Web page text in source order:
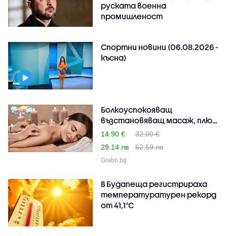
руската военна
промишленост
Спортни новини (06.08.2026 -
късна)
Болкоуспокояващ
възстановяващ масаж, плюс
ре..
14.90 €
32.00 €
29.14 лв
62.59 лв
Grabo.bg
В Будапеща регистрираха
температуратурен рекорд
от 41,1°C